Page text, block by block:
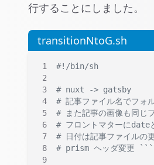
行することにしました。
transitionNtoG.sh
#!/bin/sh
# nuxt -> gatsby
# 記事ファイル名でフォ
# また記事の画像も同じ
# フロントマターにdate
# 日付は記事ファイルの
# prism ヘッダ変更